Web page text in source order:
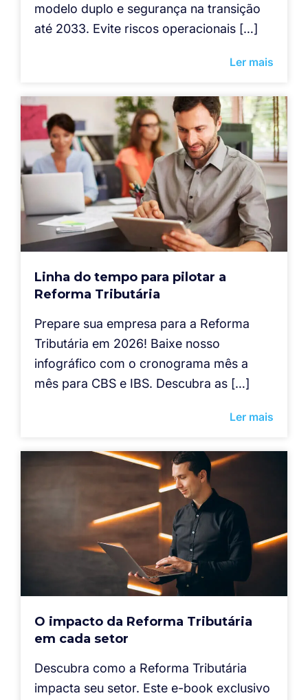
modelo duplo e segurança na transição
até 2033. Evite riscos operacionais […]
Ler mais
Linha do tempo para pilotar a
Reforma Tributária
Prepare sua empresa para a Reforma
Tributária em 2026! Baixe nosso
infográfico com o cronograma mês a
mês para CBS e IBS. Descubra as […]
Ler mais
O impacto da Reforma Tributária
em cada setor
Descubra como a Reforma Tributária
impacta seu setor. Este e-book exclusivo